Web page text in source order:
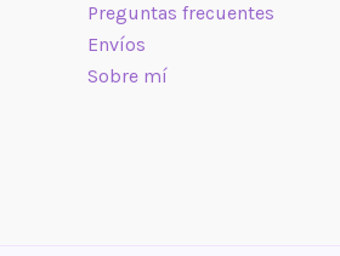
Preguntas frecuentes
Envíos
Sobre mí